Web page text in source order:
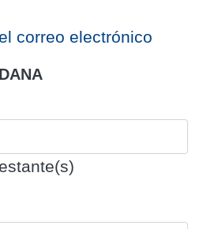
correo electrónico